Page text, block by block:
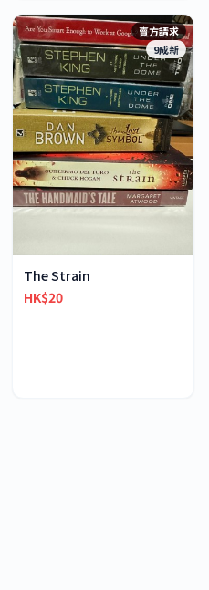
賣方請求
9成新
The Strain
HK$20